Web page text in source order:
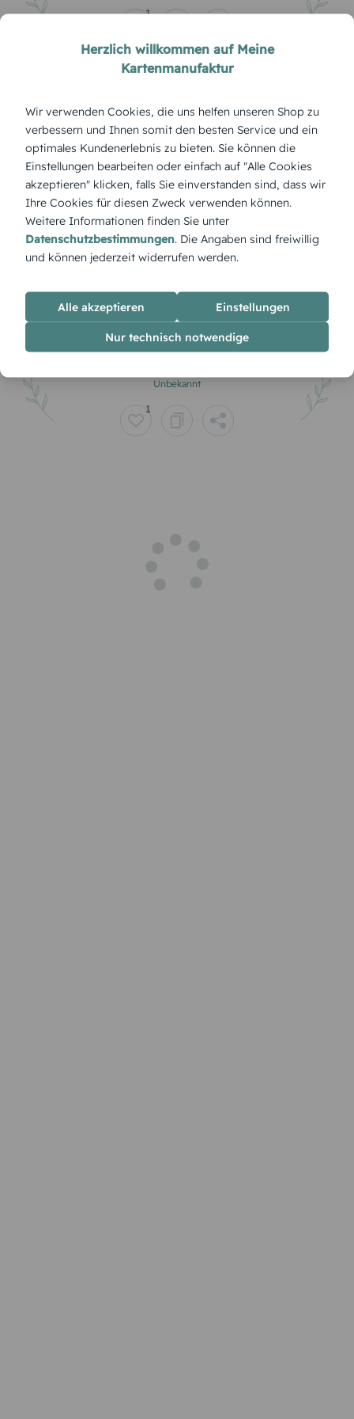
1
Sie ist nicht fort – sie ist nur an einem anderen Ort.
Unbekannt
0
Leben und Tod gehören zusammen wie Anfang und
Ende eines Weges.
Unbekannt
1
Herzlich willkommen auf Meine
Kartenmanufaktur
Wir verwenden Cookies, die uns helfen unseren Shop zu
verbessern und Ihnen somit den besten Service und ein
optimales Kundenerlebnis zu bieten. Sie können die
Einstellungen bearbeiten oder einfach auf "Alle Cookies
akzeptieren" klicken, falls Sie einverstanden sind, dass wir
Ihre Cookies für diesen Zweck verwenden können.
Weitere Informationen finden Sie unter
Datenschutzbestimmungen. Die Angaben sind freiwillig
und können jederzeit widerrufen werden.
Alle akzeptieren Einstellungen
Nur technisch notwendige